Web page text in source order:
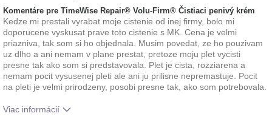
Komentáre pre TimeWise Repair® Volu-Firm® Čistiaci penivý krém
Kedze mi prestali vyrabat moje cistenie od inej firmy, bolo mi
doporucene vyskusat prave toto cistenie s MK. Cena je velmi
priazniva, tak som si ho objednala. Musim povedat, ze ho pouzivam
uz dlho a ani nemam v plane prestat, pretoze moju plet vycisti
presne tak ako som si predstavovala. Plet je cista, rozziarena a
nemam pocit vysusenej pleti ale ani ju prilisne nepremastuje. Pocit
na pleti je velmi prirodzeny, posobi presne tak, ako som potrebovala.
Viac informácií